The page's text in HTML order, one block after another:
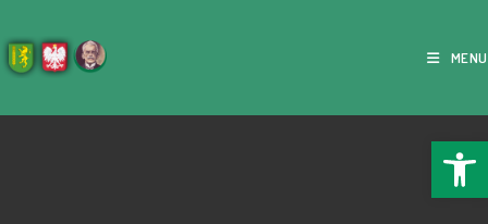
MENU